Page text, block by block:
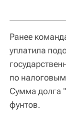
Ранее
уплатила
по
Сумма долга
фунтов.